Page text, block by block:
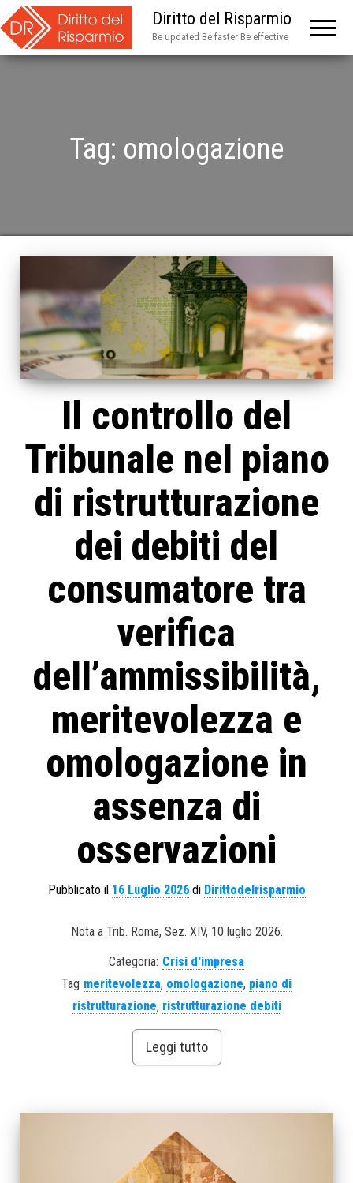
Diritto del Risparmio
Be updated Be faster Be effective
Tag: omologazione
Il controllo del
Tribunale nel piano
di ristrutturazione
dei debiti del
consumatore tra
verifica
dell’ammissibilità,
meritevolezza e
omologazione in
assenza di
osservazioni
Pubblicato il 16 Luglio 2026di Dirittodelrisparmio
Nota a Trib. Roma, Sez. XIV, 10 luglio 2026.
Categoria: Crisi d'impresa
Tag meritevolezza, omologazione, piano di
ristrutturazione, ristrutturazione debiti
Leggi tutto